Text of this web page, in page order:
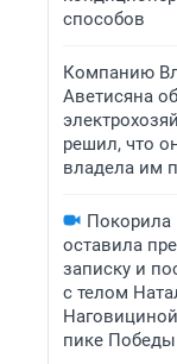
способов
Компанию
Аветисяна
решил, что
владела им
Покорила
оставила
записку и
с телом
пике Победы